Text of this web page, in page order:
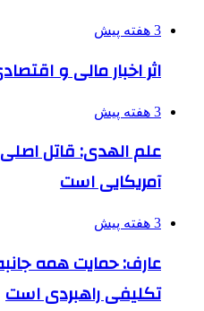
3 هفته پیش
اثر اخبار مالی و
3 هفته پیش
علم الهدی: قاتل
آمریکایی است
3 هفته پیش
عارف: حمایت همه
تکلیفی راهبردی است